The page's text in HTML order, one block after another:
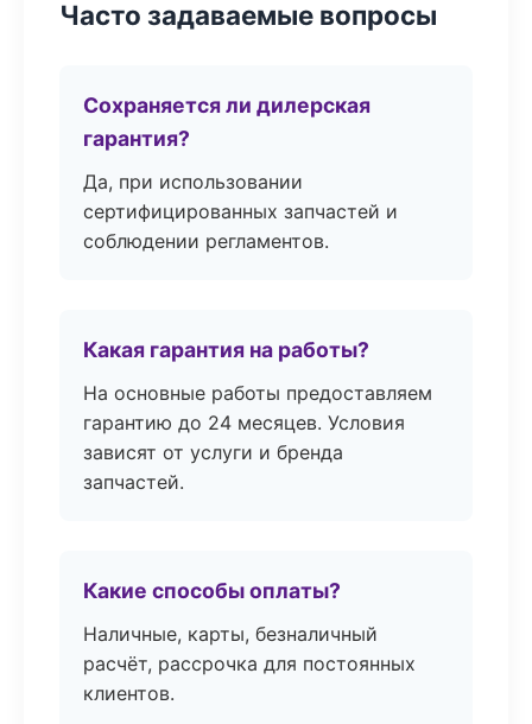
Часто задаваемые вопросы
Сохраняется ли дилерская
гарантия?
Да, при использовании
сертифицированных запчастей и
соблюдении регламентов.
Какая гарантия на работы?
На основные работы предоставляем
гарантию до 24 месяцев. Условия
зависят от услуги и бренда
запчастей.
Какие способы оплаты?
Наличные, карты, безналичный
расчёт, рассрочка для постоянных
клиентов.